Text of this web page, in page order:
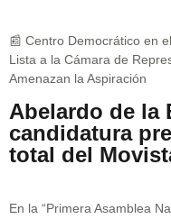
📰 Centro Democrático en
Lista a la Cámara de
Amenazan la Aspiración
Abelardo de la
candidatura
total del
En la “Primera Asamblea